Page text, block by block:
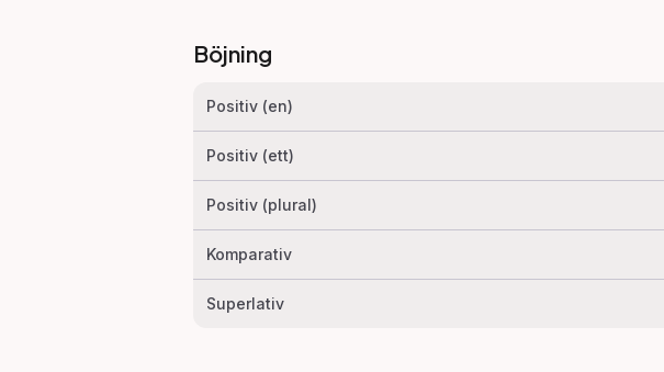
Böjning
Positiv (en)
Positiv (ett)
Positiv (plural)
Komparativ
Superlativ